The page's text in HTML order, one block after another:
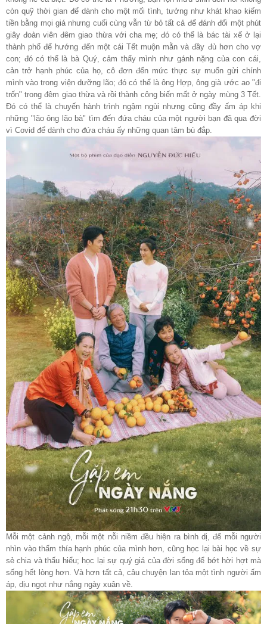
còn quỹ thời gian để dành cho một mối tình, tưởng như khát khao kiếm
tiền bằng mọi giá nhưng cuối cùng vẫn từ bỏ tất cả để đánh đổi một phút
giây đoàn viên đêm giao thừa với cha mẹ; đó có thể là bác tài xế ở lại
thành phố để hướng đến một cái Tết muộn mằn và đầy đủ hơn cho vợ
con; đó có thể là bà Quý, cảm thấy mình như gánh nặng của con cái,
cản trở hạnh phúc của họ, cô đơn đến mức thực sự muốn gửi chính
mình vào trong viện dưỡng lão; đó có thể là ông Hợp, ông già ước ao "đi
trốn" trong đêm giao thừa và rồi thành công biến mất ở ngày mùng 3 Tết.
Đó có thể là chuyến hành trình ngậm ngùi nhưng cũng đầy ấm áp khi
những "lão ông lão bà" tìm đến đứa cháu của một người bạn đã qua đời
vì Covid để dành cho đứa cháu ấy những quan tâm bù đắp.
Mỗi một cảnh ngộ, mỗi một nỗi niềm đều hiện ra bình dị, để mỗi người
nhìn vào thấm thía hạnh phúc của mình hơn, cũng học lại bài học về sự
sẻ chia và thấu hiểu; học lại sự quý giá của đời sống để bớt hời hợt mà
sống hết lòng hơn. Và hơn tất cả, câu chuyện lan tỏa một tình người ấm
áp, dịu ngọt như nắng ngày xuân về.